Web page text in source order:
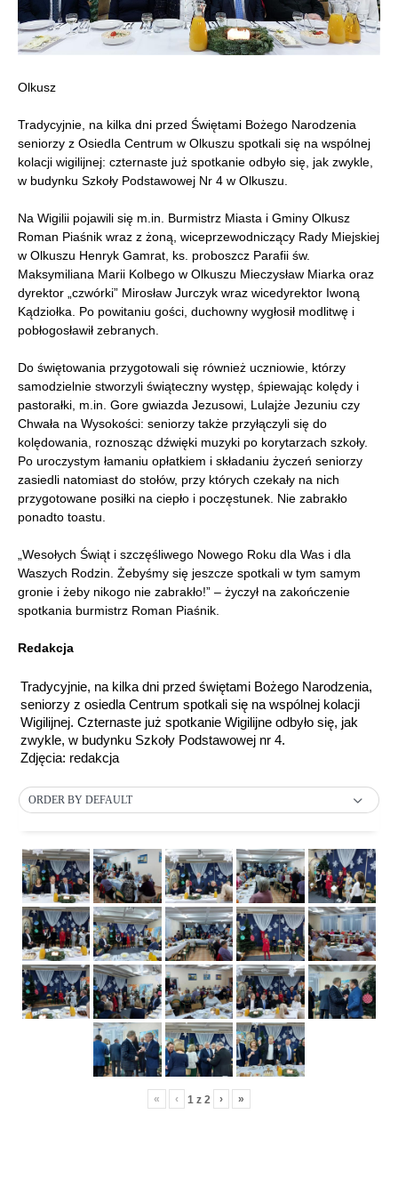
Olkusz
Tradycyjnie, na kilka dni przed Świętami Bożego Narodzenia
seniorzy z Osiedla Centrum w Olkuszu spotkali się na wspólnej
kolacji wigilijnej: czternaste już spotkanie odbyło się, jak zwykle,
w budynku Szkoły Podstawowej Nr 4 w Olkuszu.
Na Wigilii pojawili się m.in. Burmistrz Miasta i Gminy Olkusz
Roman Piaśnik wraz z żoną, wiceprzewodniczący Rady Miejskiej
w Olkuszu Henryk Gamrat, ks. proboszcz Parafii św.
Maksymiliana Marii Kolbego w Olkuszu Mieczysław Miarka oraz
dyrektor „czwórki” Mirosław Jurczyk wraz wicedyrektor Iwoną
Kądziołka. Po powitaniu gości, duchowny wygłosił modlitwę i
pobłogosławił zebranych.
Do świętowania przygotowali się również uczniowie, którzy
samodzielnie stworzyli świąteczny występ, śpiewając kolędy i
pastorałki, m.in. Gore gwiazda Jezusowi, Lulajże Jezuniu czy
Chwała na Wysokości: seniorzy także przyłączyli się do
kolędowania, roznosząc dźwięki muzyki po korytarzach szkoły.
Po uroczystym łamaniu opłatkiem i składaniu życzeń seniorzy
zasiedli natomiast do stołów, przy których czekały na nich
przygotowane posiłki na ciepło i poczęstunek. Nie zabrakło
ponadto toastu.
„Wesołych Świąt i szczęśliwego Nowego Roku dla Was i dla
Waszych Rodzin. Żebyśmy się jeszcze spotkali w tym samym
gronie i żeby nikogo nie zabrakło!” – życzył na zakończenie
spotkania burmistrz Roman Piaśnik.
Redakcja
Tradycyjnie, na kilka dni przed świętami Bożego Narodzenia,
seniorzy z osiedla Centrum spotkali się na wspólnej kolacji
Wigilijnej. Czternaste już spotkanie Wigilijne odbyło się, jak
zwykle, w budynku Szkoły Podstawowej nr 4.
Zdjęcia: redakcja
ORDER BY DEFAULT
« ‹ 1 z 2 › »